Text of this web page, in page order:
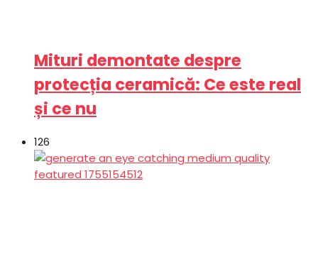
Mituri demontate despre
protecția ceramică: Ce este real
și ce nu
126